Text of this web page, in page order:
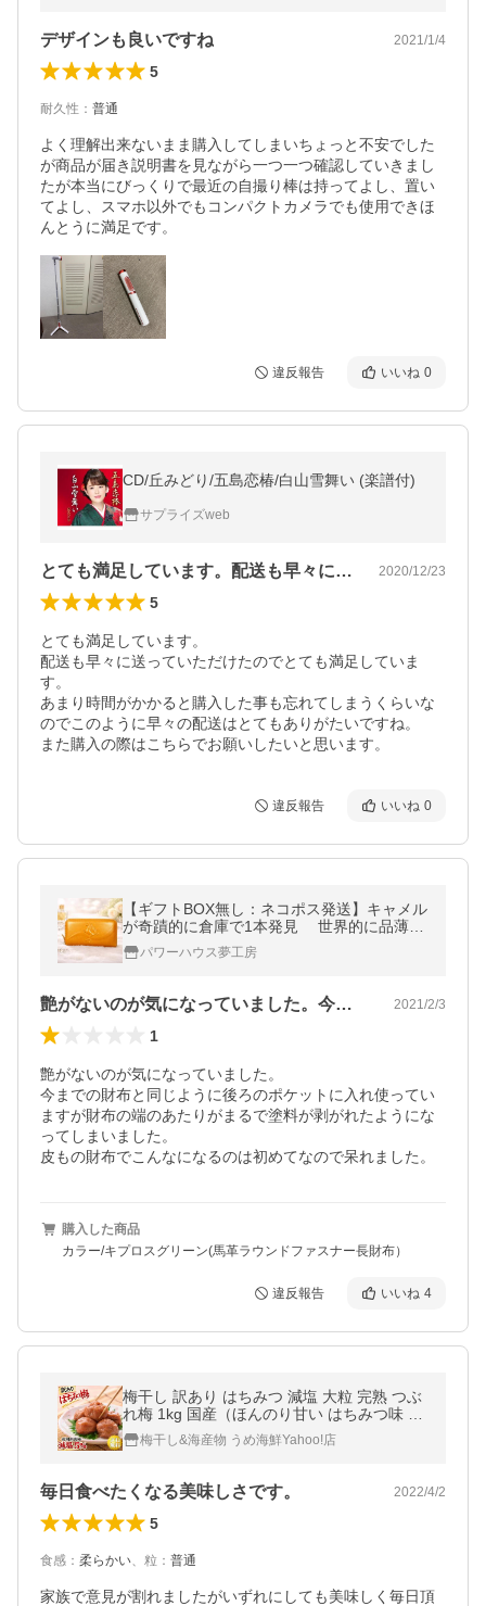
デザインも良いですね 2021/1/4
5
耐久性 ： 普通
よく理解出来ないまま購入してしまいちょっと不安でした
が商品が届き説明書を見ながら一つ一つ確認していきまし
たが本当にびっくりで最近の自撮り棒は持ってよし、置い
てよし、スマホ以外でもコンパクトカメラでも使用できほ
んとうに満足です。
違反報告 いいね 0
CD/丘みどり/五島恋椿/白山雪舞い (楽譜付)
サプライズweb
とても満足しています。配送も早々に送っ… 2020/12/23
5
とても満足しています。
配送も早々に送っていただけたのでとても満足していま
す。
あまり時間がかかると購入した事も忘れてしまうくらいな
のでこのように早々の配送はとてもありがたいですね。
また購入の際はこちらでお願いしたいと思います。
違反報告 いいね 0
【ギフトBOX無し：ネコポス発送】キャメル
が奇蹟的に倉庫で1本発見 世界的に品薄の
馬革コードバンラウンドファスナー 8万1,27
7円→65％OFF CP10
パワーハウス夢工房
艶がないのが気になっていました。今まで… 2021/2/3
1
艶がないのが気になっていました。
今までの財布と同じように後ろのポケットに入れ使ってい
ますが財布の端のあたりがまるで塗料が剥がれたようにな
ってしまいました。
皮もの財布でこんなになるのは初めてなので呆れました。
購入した商品
カラー/キプロスグリーン(馬革ラウンドファスナー長財布）
違反報告 いいね 4
梅干し 訳あり はちみつ 減塩 大粒 完熟 つぶ
れ梅 1kg 国産（ほんのり甘い はちみつ味 塩
分5％）紀州南高梅 うめぼし 減塩梅干し は
ちみつ漬け 蜂蜜 梅 お中元
梅干し&海産物 うめ海鮮Yahoo!店
毎日食べたくなる美味しさです。 2022/4/2
5
食感 ： 柔らかい、 粒 ： 普通
家族で意見が割れましたがいずれにしても美味しく毎日頂